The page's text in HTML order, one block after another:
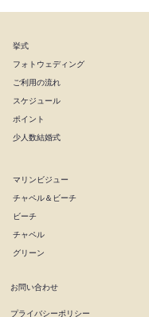
挙式
フォトウェディング
ご利用の流れ
スケジュール
ポイント
少人数結婚式
マリンビジュー
チャペル＆ビーチ
ビーチ
チャペル
グリーン
お問い合わせ
プライバシーポリシー